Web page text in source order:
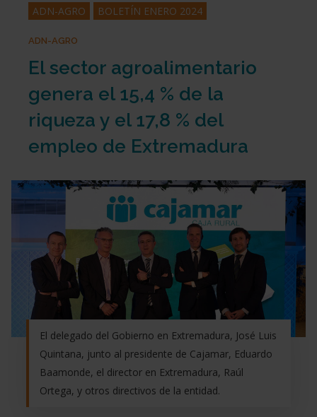
ADN-AGRO BOLETÍN ENERO 2024
ADN-AGRO
El sector agroalimentario
genera el 15,4 % de la
riqueza y el 17,8 % del
empleo de Extremadura
El delegado del Gobierno en Extremadura, José Luis
Quintana, junto al presidente de Cajamar, Eduardo
Baamonde, el director en Extremadura, Raúl
Ortega, y otros directivos de la entidad.